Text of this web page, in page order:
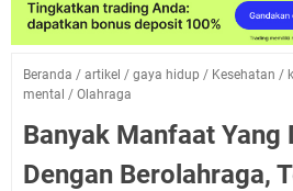
Beranda / artikel / gaya hidup / Kesehatan /
mental / Olahraga
Banyak Manfaat Yang
Dengan Berolahraga,